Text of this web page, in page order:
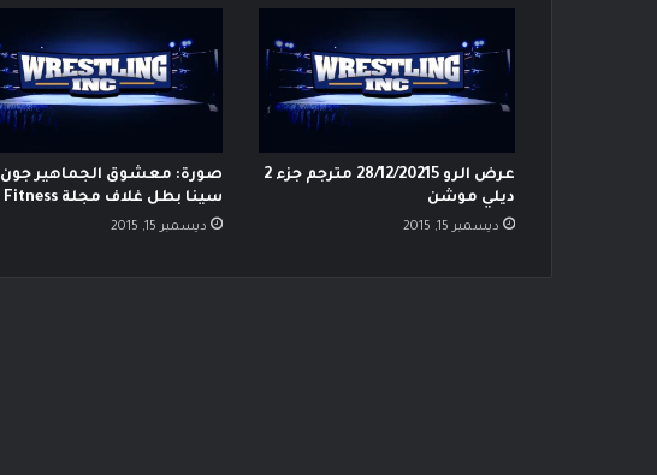
عرض الرو 28/12/20215 مترجم جزء 2
ديلي موشن
ديسمبر 15, 2015
صورة: معشوق الجماهير جون
سينا بطل غلاف مجلة Fitness
ديسمبر 15, 2015